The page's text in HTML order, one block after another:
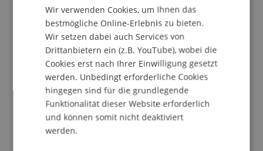
Den Kursteilnehmern werden umfangreiche
theoretischen Grundlagen des Enterprise
Resource Plannings anhand der
Unternehmenssoftware SAP ERP vermittelt. Das
theoretische Wissen wird während des Kurses
anhand von Fallstudien praxisorientiert
umgesetzt und vertieft. Die Zertifizierung -als
Abschluss des Kurses - wird durch die SAP AG
abgenommen und führt nach erfolgreichem
Wir verwenden Cookies, um Ihnen das
bestmögliche Online-Erlebnis zu bieten.
Wir setzen dabei auch Services von
Drittanbietern ein (z.B. YouTube), wobei die
Cookies erst nach Ihrer Einwilligung gesetzt
werden. Unbedingt erforderliche Cookies
hingegen sind für die grundlegende
Funktionalität dieser Website erforderlich
und können somit nicht deaktiviert
werden.